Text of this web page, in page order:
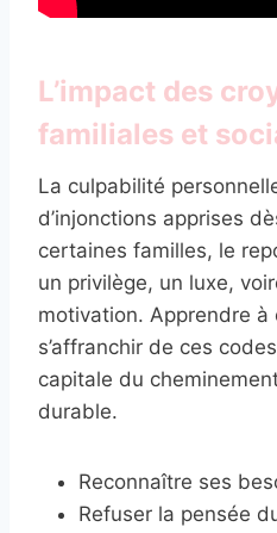
L’impact des
familiales et
La culpabilité
d’injonctions apprises
certaines familles, le
un privilège, un luxe,
motivation. Apprendre à
s’affranchir de ces
capitale du
durable.
Reconnaître ses
Refuser la pensée